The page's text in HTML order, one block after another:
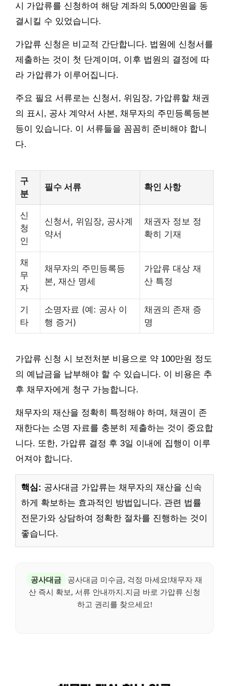
시 가압류를 신청하여 해당 계좌의 5,000만원을 동
결시킬 수 있었습니다.
가압류 신청은 비교적 간단합니다. 법원에 신청서를
제출하는 것이 첫 단계이며, 이후 법원의 결정에 따
라 가압류가 이루어집니다.
주요 필요 서류로는 신청서, 위임장, 가압류할 채권
의 표시, 공사 계약서 사본, 채무자의 주민등록등본
등이 있습니다. 이 서류들을 꼼꼼히 준비해야 합니
다.
구
분
필수 서류 확인 사항
신
청
인
신청서, 위임장, 공사계
약서
채권자 정보 정
확히 기재
채
무
자
채무자의 주민등록등
본, 재산 명세
가압류 대상 재
산 특정
기
타
소명자료 (예: 공사 이
행 증거)
채권의 존재 증
명
가압류 신청 시 보전처분 비용으로 약 100만원 정도
의 예납금을 납부해야 할 수 있습니다. 이 비용은 추
후 채무자에게 청구 가능합니다.
채무자의 재산을 정확히 특정해야 하며, 채권이 존
재한다는 소명 자료를 충분히 제출하는 것이 중요합
니다. 또한, 가압류 결정 후 3일 이내에 집행이 이루
어져야 합니다.
핵심: 공사대금 가압류는 채무자의 재산을 신속
하게 확보하는 효과적인 방법입니다. 관련 법률
전문가와 상담하여 정확한 절차를 진행하는 것이
좋습니다.
공사대금
공사대금 미수금, 걱정 마세요!채무자 재
산 즉시 확보, 서류 안내까지.지금 바로 가압류 신청
하고 권리를 찾으세요!